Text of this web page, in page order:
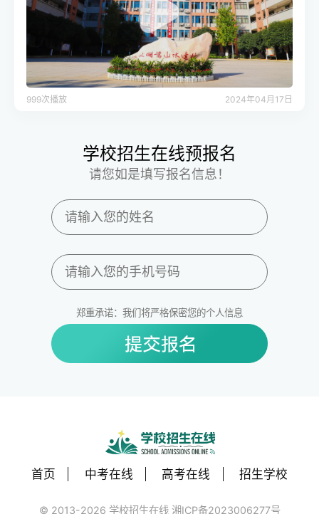
999次播放 2024年04月17日
学校招生在线预报名
请您如是填写报名信息！
郑重承诺：我们将严格保密您的个人信息
首页 中考在线 高考在线 招生学校
© 2013-2026 学校招生在线 湘ICP备2023006277号